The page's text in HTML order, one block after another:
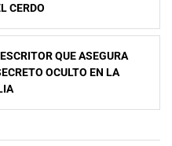
CERDO
QUE ASEGURA
OCULTO EN LA